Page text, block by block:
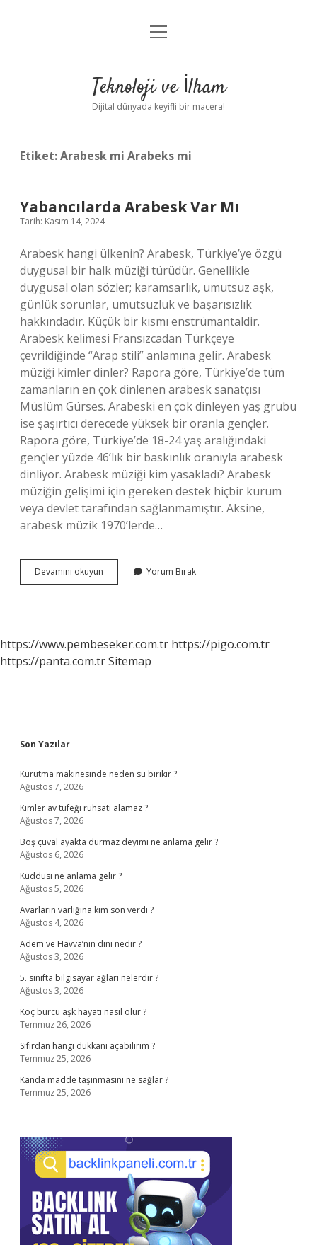
Anasayfa
Yasal Uyarı
menüyü
Teknoloji ve İlham
Dijital dünyada keyifli bir macera!
Etiket:Arabesk mi Arabeks mi
Yabancılarda Arabesk Var Mı
Tarih: Kasım 14, 2024
Arabesk hangi ülkenin? Arabesk, Türkiye’ye özgü
duygusal bir halk müziği türüdür. Genellikle
duygusal olan sözler; karamsarlık, umutsuz aşk,
günlük sorunlar, umutsuzluk ve başarısızlık
hakkındadır. Küçük bir kısmı enstrümantaldir.
Arabesk kelimesi Fransızcadan Türkçeye
çevrildiğinde “Arap stili” anlamına gelir. Arabesk
müziği kimler dinler? Rapora göre, Türkiye’de tüm
zamanların en çok dinlenen arabesk sanatçısı
Müslüm Gürses. Arabeski en çok dinleyen yaş grubu
ise şaşırtıcı derecede yüksek bir oranla gençler.
Rapora göre, Türkiye’de 18-24 yaş aralığındaki
gençler yüzde 46’lık bir baskınlık oranıyla arabesk
dinliyor. Arabesk müziği kim yasakladı? Arabesk
müziğin gelişimi için gereken destek hiçbir kurum
veya devlet tarafından sağlanmamıştır. Aksine,
arabesk müzik 1970’lerde…
Devamını okuyun Yabancılarda
Arabesk
Yorum Bırak
https://www.pembeseker.com.tr https://pigo.com.tr
https://panta.com.trSitemap
Sidebar
Son Yazılar
Kurutma makinesinde neden su birikir ?
Ağustos 7, 2026
Kimler av tüfeği ruhsatı alamaz ?
Ağustos 7, 2026
Boş çuval ayakta durmaz deyimi ne anlama gelir ?
Ağustos 6, 2026
Kuddusi ne anlama gelir ?
Ağustos 5, 2026
Avarların varlığına kim son verdi ?
Ağustos 4, 2026
Adem ve Havva’nın dini nedir ?
Ağustos 3, 2026
5. sınıfta bilgisayar ağları nelerdir ?
Ağustos 3, 2026
Koç burcu aşk hayatı nasıl olur ?
Temmuz 26, 2026
Sıfırdan hangi dükkanı açabilirim ?
Temmuz 25, 2026
Kanda madde taşınmasını ne sağlar ?
Temmuz 25, 2026